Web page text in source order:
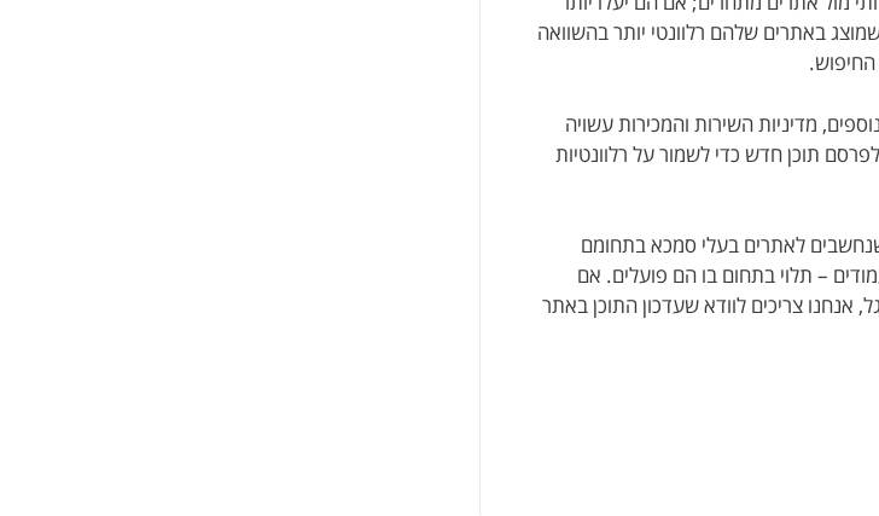
באתרים שלהם רלוונטי יותר בהשוואה
מדיניות השירות והמכירות עשויה
תוכן חדש כדי לשמור על רלוונטיות
לאתרים בעלי סמכא בתחומם
– תלוי בתחום בו הם פועלים. אם
אנחנו צריכים לוודא שעדכון התוכן באתר